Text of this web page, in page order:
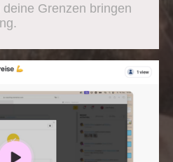
Grenzen bringen